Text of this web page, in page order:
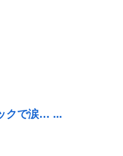
クで涙… ...